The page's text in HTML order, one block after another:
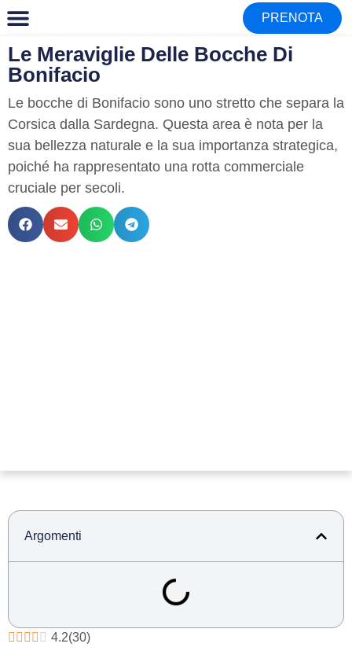
PRENOTA
Le Meraviglie Delle Bocche Di
Bonifacio
Le bocche di Bonifacio sono uno stretto che separa la
Corsica dalla Sardegna. Questa area è nota per la
sua bellezza naturale e la sua importanza strategica,
poiché ha rappresentato una rotta commerciale
cruciale per secoli.
Argomenti
4.2(30)